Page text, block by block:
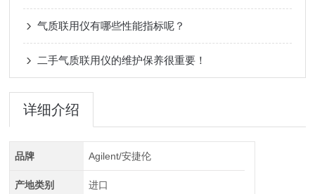
气质联用仪有哪些性能指标呢？
二手气质联用仪的维护保养很重要！
详细介绍
品牌 Agilent/安捷伦
产地类别 进口